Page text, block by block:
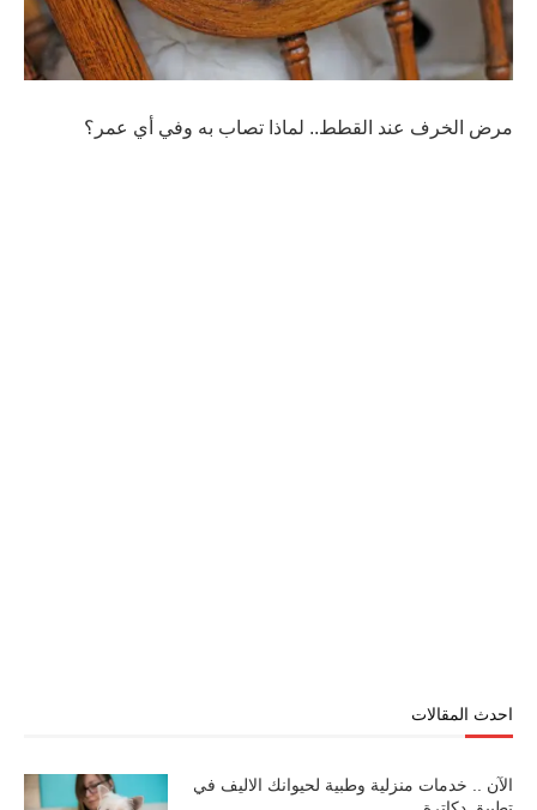
مرض الخرف عند القطط.. لماذا تصاب به وفي أي عمر؟
احدث المقالات
الآن .. خدمات منزلية وطبية لحيوانك الاليف في